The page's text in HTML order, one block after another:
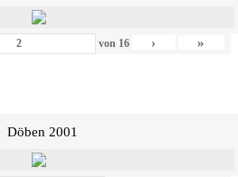
von 16 › »
Döben 2001